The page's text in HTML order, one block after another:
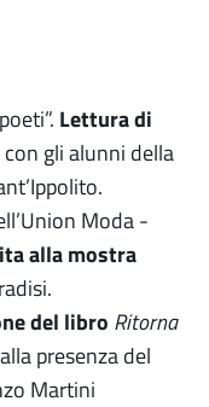
Lettura di
gli alunni della
Moda -
alla mostra
del libro Ritorna
presenza del
Martini